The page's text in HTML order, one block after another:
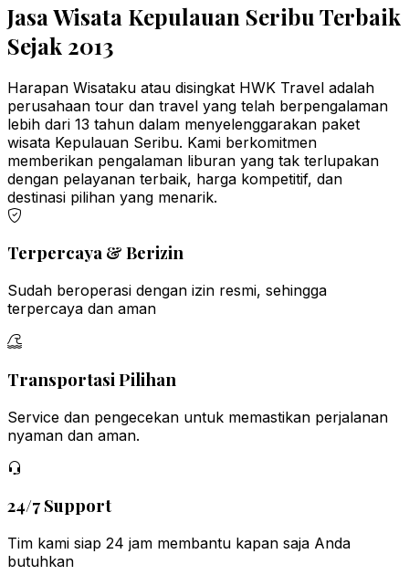
Jasa Wisata Kepulauan Seribu Terbaik
Sejak 2013
Harapan Wisataku atau disingkat HWK Travel adalah
perusahaan tour dan travel yang telah berpengalaman
lebih dari 13 tahun dalam menyelenggarakan paket
wisata Kepulauan Seribu. Kami berkomitmen
memberikan pengalaman liburan yang tak terlupakan
dengan pelayanan terbaik, harga kompetitif, dan
destinasi pilihan yang menarik.
Terpercaya & Berizin
Sudah beroperasi dengan izin resmi, sehingga
terpercaya dan aman
Transportasi Pilihan
Service dan pengecekan untuk memastikan perjalanan
nyaman dan aman.
24/7 Support
Tim kami siap 24 jam membantu kapan saja Anda
butuhkan